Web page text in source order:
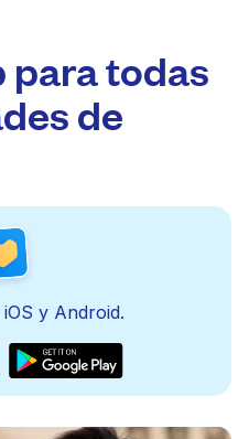
para todas
de
y Android.